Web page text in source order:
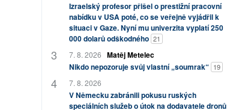
Izraelský profesor přišel o prestižní pracovní
nabídku v USA poté, co se veřejně vyjádřil k
situaci v Gaze. Nyní mu univerzita vyplatí 250
000 dolarů odškodného 21
7. 8. 2026 Matěj Metelec
Nikdo nepozoruje svůj vlastní „soumrak“ 19
7. 8. 2026
V Německu zabránili pokusu ruských
speciálních služeb o útok na dodavatele dronů